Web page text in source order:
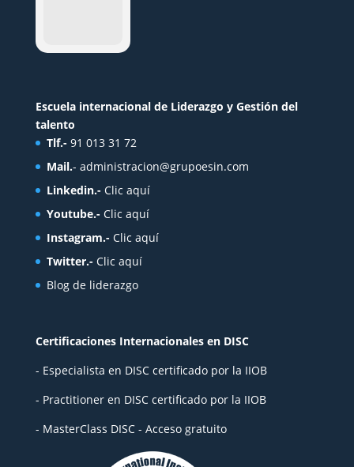
Escuela internacional de Liderazgo y Gestión del
talento
Tlf.- 91 013 31 72
Mail.- administracion@grupoesin.com
Linkedin.- Clic aquí
Youtube.- Clic aquí
Instagram.- Clic aquí
Twitter.- Clic aquí
Blog de liderazgo
Certificaciones Internacionales en DISC
- Especialista en DISC certificado por la IIOB
- Practitioner en DISC certificado por la IIOB
- MasterClass DISC - Acceso gratuito